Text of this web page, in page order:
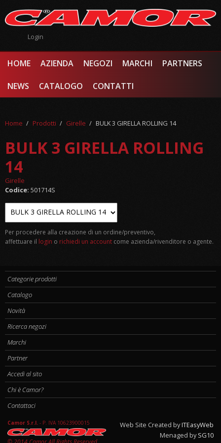
Login
HOME AZIENDA NEGOZI MARCHI PARTNERS
NEWS CATALOGO CONTATTI
Home / Prodotti / Girelle / BULK 3 GIRELLA ROLLING 14
BULK 3 GIRELLA ROLLING
14
Girelle
Codice: 501714S
Per procedere alla creazione di un ordine/preventivo,
affettuare il login o richiedi un account come azienda/rivenditore o agente.
Categorie prodotti
Catalogo
Novità
Ricerca negozi
Marchi
Partner
Accedi al sito
Chi è Camor?
Contattaci
Camor S.r.l. - P. IVA 10623900015 Web Site Created byITEasyWeb
Menaged bySG10